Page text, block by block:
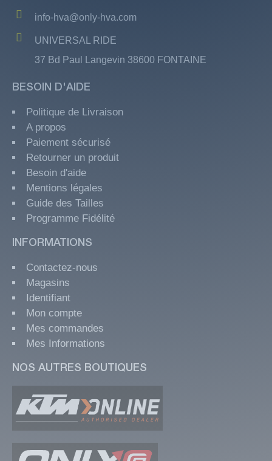
info-hva@only-hva.com
UNIVERSAL RIDE
37 Bd Paul Langevin 38600 FONTAINE
BESOIN D'AIDE
Politique de Livraison
A propos
Paiement sécurisé
Retourner un produit
Besoin d'aide
Mentions légales
Guide des Tailles
Programme Fidélité
INFORMATIONS
Contactez-nous
Magasins
Identifiant
Mon compte
Mes commandes
Mes Informations
NOS AUTRES BOUTIQUES